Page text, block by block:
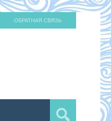
ОБРАТНАЯ СВЯЗЬ